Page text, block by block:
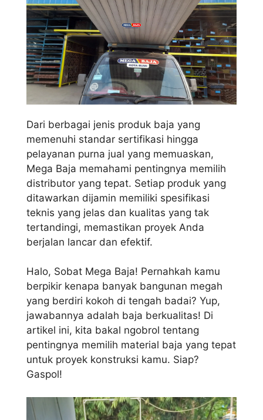
Dari berbagai jenis produk baja yang
memenuhi standar sertifikasi hingga
pelayanan purna jual yang memuaskan,
Mega Baja memahami pentingnya memilih
distributor yang tepat. Setiap produk yang
ditawarkan dijamin memiliki spesifikasi
teknis yang jelas dan kualitas yang tak
tertandingi, memastikan proyek Anda
berjalan lancar dan efektif.
Halo, Sobat Mega Baja! Pernahkah kamu
berpikir kenapa banyak bangunan megah
yang berdiri kokoh di tengah badai? Yup,
jawabannya adalah baja berkualitas! Di
artikel ini, kita bakal ngobrol tentang
pentingnya memilih material baja yang tepat
untuk proyek konstruksi kamu. Siap?
Gaspol!